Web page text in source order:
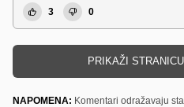
3 0
PRIKAŽI
NAPOMENA: Komentari odražavaju